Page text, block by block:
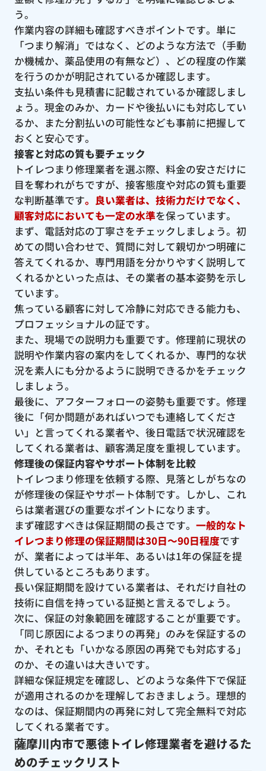
う。
作業内容の詳細も確認すべきポイントです。単に
「つまり解消」ではなく、どのような方法で（手動
か機械か、薬品使用の有無など）、どの程度の作業
を行うのかが明記されているか確認します。
支払い条件も見積書に記載されているか確認しまし
ょう。現金のみか、カードや後払いにも対応してい
るか、また分割払いの可能性なども事前に把握して
おくと安心です。
接客と対応の質も要チェック
トイレつまり修理業者を選ぶ際、料金の安さだけに
目を奪われがちですが、接客態度や対応の質も重要
な判断基準です。良い業者は、技術力だけでなく、
顧客対応においても一定の水準を保っています。
まず、電話対応の丁寧さをチェックしましょう。初
めての問い合わせで、質問に対して親切かつ明確に
答えてくれるか、専門用語を分かりやすく説明して
くれるかといった点は、その業者の基本姿勢を示し
ています。
焦っている顧客に対して冷静に対応できる能力も、
プロフェッショナルの証です。
また、現場での説明力も重要です。修理前に現状の
説明や作業内容の案内をしてくれるか、専門的な状
況を素人にも分かるように説明できるかをチェック
しましょう。
最後に、アフターフォローの姿勢も重要です。修理
後に「何か問題があればいつでも連絡してくださ
い」と言ってくれる業者や、後日電話で状況確認を
してくれる業者は、顧客満足度を重視しています。
修理後の保証内容やサポート体制を比較
トイレつまり修理を依頼する際、見落としがちなの
が修理後の保証やサポート体制です。しかし、これ
らは業者選びの重要なポイントになります。
まず確認すべきは保証期間の長さです。 一般的なト
イレつまり修理の保証期間は30日〜90日程度です
が、業者によっては半年、あるいは1年の保証を提
供しているところもあります。
長い保証期間を設けている業者は、それだけ自社の
技術に自信を持っている証拠と言えるでしょう。
次に、保証の対象範囲を確認することが重要です。
「同じ原因によるつまりの再発」のみを保証するの
か、それとも「いかなる原因の再発でも対応する」
のか、その違いは大きいです。
詳細な保証規定を確認し、どのような条件下で保証
が適用されるのかを理解しておきましょう。理想的
なのは、保証期間内の再発に対して完全無料で対応
してくれる業者です。
薩摩川内市で悪徳トイレ修理業者を避けるた
めのチェックリスト